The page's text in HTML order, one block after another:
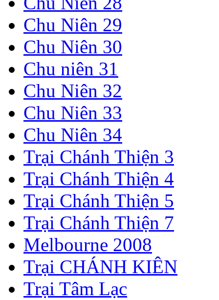
Chu Niên 29
Chu Niên 30
Chu niên 31
Chu Niên 32
Chu Niên 33
Chu Niên 34
Trại Chánh Thiện 3
Trại Chánh Thiện 4
Trại Chánh Thiện 5
Trại Chánh Thiện 7
Melbourne 2008
Trại CHÁNH KIÊN
Trại Tâm Lạc